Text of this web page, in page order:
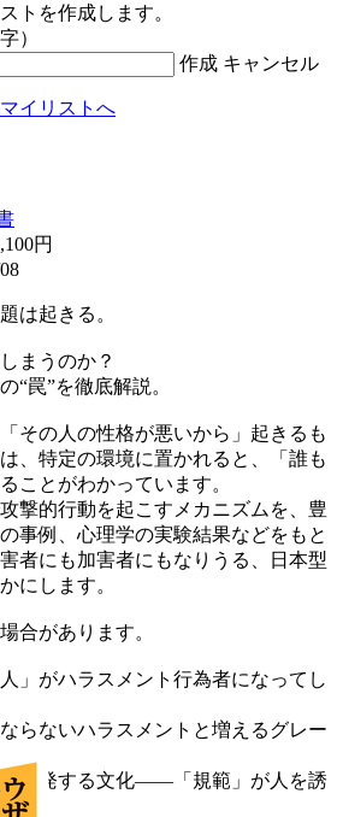
トを作成します。
）
作成 キャンセル
イリストへ
円
は起きる。
まうのか？
“罠”を徹底解説。
その人の性格が悪いから」起きるも
、特定の環境に置かれると、「誰も
ことがわかっています。
撃的行動を起こすメカニズムを、豊
事例、心理学の実験結果などをもと
者にも加害者にもなりうる、日本型
にします。
合があります。
」がハラスメント行為者になってし
らないハラスメントと増えるグレー
誘発する文化――「規範」が人を誘